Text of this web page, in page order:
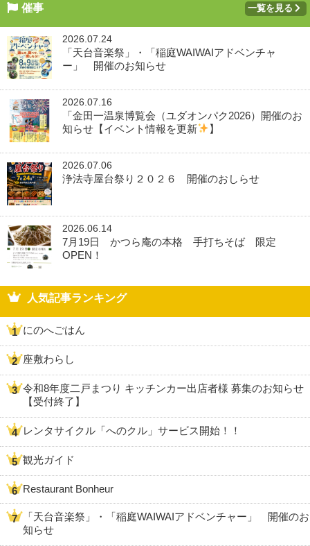
催事 一覧を見る
2026.07.24
「天台音楽祭」・「稲庭WAIWAIアドベンチャ
ー」 開催のお知らせ
2026.07.16
「金田一温泉博覧会（ユダオンパク2026）開催のお
知らせ【イベント情報を更新
】
2026.07.06
浄法寺屋台祭り２０２６ 開催のおしらせ
2026.06.14
7月19日 かつら庵の本格 手打ちそば 限定
OPEN！
人気記事ランキング
にのへごはん
座敷わらし
令和8年度二戸まつり キッチンカー出店者様 募集のお知らせ
【受付終了】
レンタサイクル「へのクル」サービス開始！！
観光ガイド
Restaurant Bonheur
「天台音楽祭」・「稲庭WAIWAIアドベンチャー」 開催のお
知らせ